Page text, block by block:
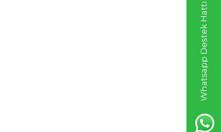
Whatsapp Destek Hattı